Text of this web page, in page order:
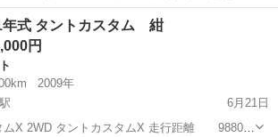
みは見受けら
す。 内蔵は、年式の割にキレイ
荒井駅 パレット 走行距離
H21年式 タントカスタム 紺
円
2009年
6月21日